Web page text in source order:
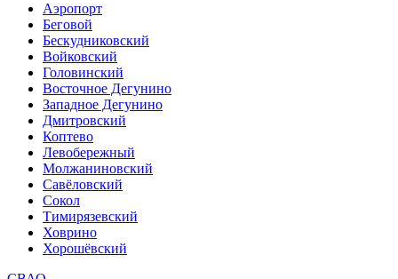
Аэропорт
Беговой
Бескудниковский
Войковский
Головинский
Восточное Дегунино
Западное Дегунино
Дмитровский
Коптево
Левобережный
Молжаниновский
Савёловский
Сокол
Тимирязевский
Ховрино
Хорошёвский